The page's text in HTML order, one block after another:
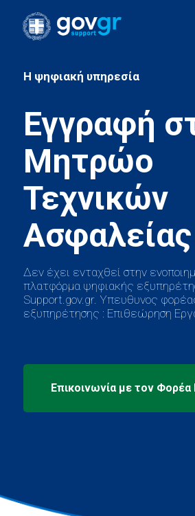
H ψηφιακή υπηρεσία
Εγγραφή
Μητρώο
Τεχνικών
Δεν έχει ενταχθεί στην
πλατφόρμα ψηφιακής
Support.gov.gr. Υπευθυνος
εξυπηρέτησης : Επιθεώρηση